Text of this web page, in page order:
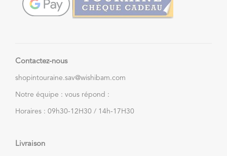
Contactez-nous
shopintouraine.sav@wishibam.com
Notre équipe : vous répond :
Horaires : 09h30-12H30 / 14h-17H30
Livraison